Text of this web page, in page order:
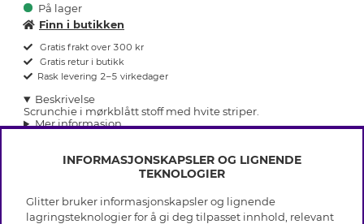
På lager
Finn i butikken
Gratis frakt over 300 kr
Gratis retur i butikk
Rask levering 2–5 virkedager
Beskrivelse
Scrunchie i mørkblått stoff med hvite striper.
Mer informasjon
INFO
INFORMASJONSKAPSLER OG LIGNENDE
TEKNOLOGIER
Glitter bruker informasjonskapsler og lignende
lagringsteknologier for å gi deg tilpasset innhold, relevant